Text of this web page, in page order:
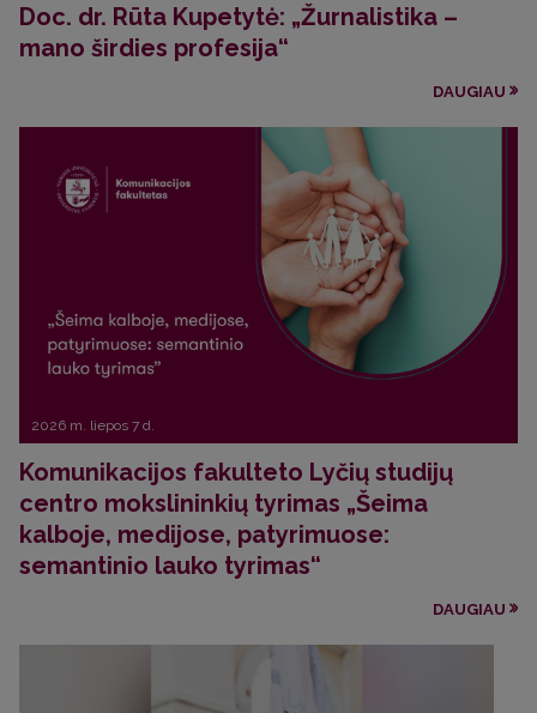
Doc. dr. Rūta Kupetytė: „Žurnalistika –
mano širdies profesija“
DAUGIAU
2026 m. liepos 7 d.
Komunikacijos fakulteto Lyčių studijų
centro mokslininkių tyrimas „Šeima
kalboje, medijose, patyrimuose:
semantinio lauko tyrimas“
DAUGIAU